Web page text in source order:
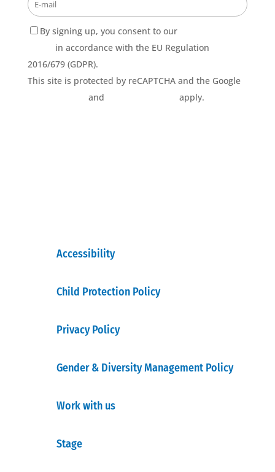
By signing up, you consent to our
in accordance with the EU Regulation
2016/679 (GDPR).
This site is protected by reCAPTCHA and the Google
and apply.
Accessibility
Child Protection Policy
Privacy Policy
Gender & Diversity Management Policy
Work with us
Stage